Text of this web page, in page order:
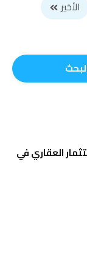
الأخير
العقاري في